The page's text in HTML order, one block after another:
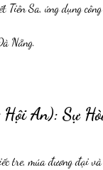
Tiên Sa, ứng dụng
Nẵng.
An): Sự
tre, múa đương đại